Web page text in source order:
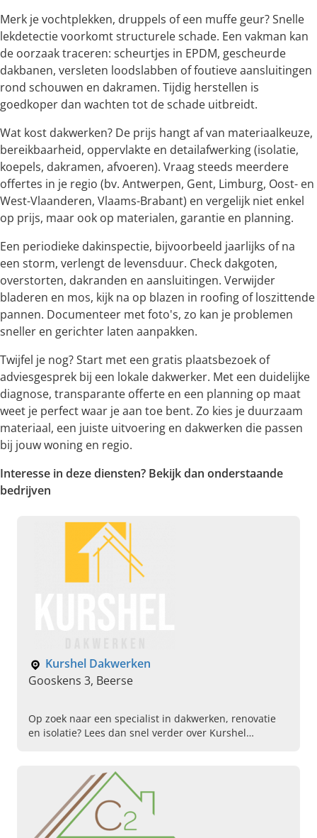
Merk je vochtplekken, druppels of een muffe geur? Snelle
lekdetectie voorkomt structurele schade. Een vakman kan
de oorzaak traceren: scheurtjes in EPDM, gescheurde
dakbanen, versleten loodslabben of foutieve aansluitingen
rond schouwen en dakramen. Tijdig herstellen is
goedkoper dan wachten tot de schade uitbreidt.
Wat kost dakwerken? De prijs hangt af van materiaalkeuze,
bereikbaarheid, oppervlakte en detailafwerking (isolatie,
koepels, dakramen, afvoeren). Vraag steeds meerdere
offertes in je regio (bv. Antwerpen, Gent, Limburg, Oost- en
West-Vlaanderen, Vlaams-Brabant) en vergelijk niet enkel
op prijs, maar ook op materialen, garantie en planning.
Een periodieke dakinspectie, bijvoorbeeld jaarlijks of na
een storm, verlengt de levensduur. Check dakgoten,
overstorten, dakranden en aansluitingen. Verwijder
bladeren en mos, kijk na op blazen in roofing of loszittende
pannen. Documenteer met foto's, zo kan je problemen
sneller en gerichter laten aanpakken.
Twijfel je nog? Start met een gratis plaatsbezoek of
adviesgesprek bij een lokale dakwerker. Met een duidelijke
diagnose, transparante offerte en een planning op maat
weet je perfect waar je aan toe bent. Zo kies je duurzaam
materiaal, een juiste uitvoering en dakwerken die passen
bij jouw woning en regio.
Interesse in deze diensten? Bekijk dan onderstaande
bedrijven
Kurshel Dakwerken
Gooskens 3, Beerse
Op zoek naar een specialist in dakwerken, renovatie
en isolatie? Lees dan snel verder over Kurshel